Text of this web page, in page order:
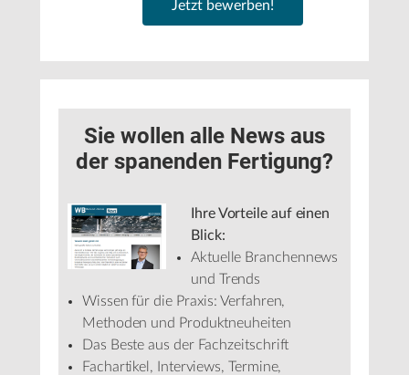
Jetzt bewerben!
Sie wollen alle News aus
der spanenden Fertigung?
Ihre Vorteile auf einen
Blick:
Aktuelle Branchennews
und Trends
Wissen für die Praxis: Verfahren,
Methoden und Produktneuheiten
Das Beste aus der Fachzeitschrift
Fachartikel, Interviews, Termine,